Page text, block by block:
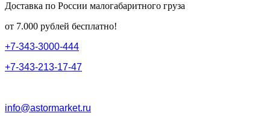
Доставка по России малогабаритного груза
от 7.000 рублей бесплатно!
+7-343-3000-444
+7-343-213-17-47
info@astormarket.ru